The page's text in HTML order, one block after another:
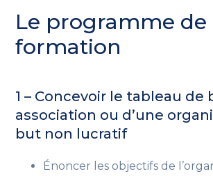
Le programme de
formation
1 – Concevoir le tableau de
association ou d’une
but non lucratif
Énoncer les objectifs de